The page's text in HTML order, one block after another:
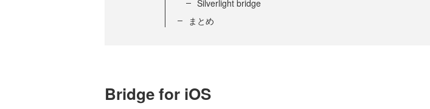
Silverlight bridge
まとめ
Bridge for iOS